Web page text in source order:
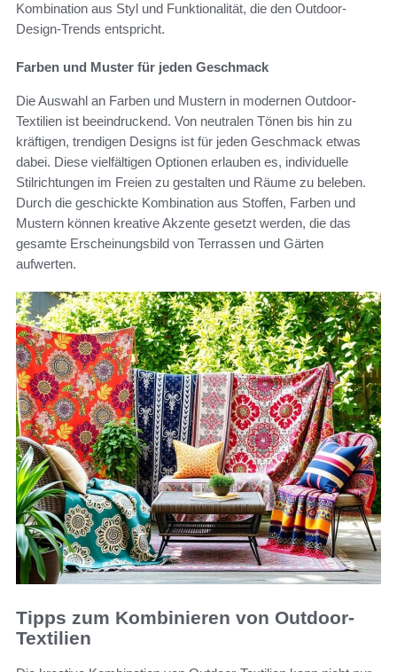
Kombination aus Styl und Funktionalität, die den Outdoor-
Design-Trends entspricht.
Farben und Muster für jeden Geschmack
Die Auswahl an Farben und Mustern in modernen Outdoor-
Textilien ist beeindruckend. Von neutralen Tönen bis hin zu
kräftigen, trendigen Designs ist für jeden Geschmack etwas
dabei. Diese vielfältigen Optionen erlauben es, individuelle
Stilrichtungen im Freien zu gestalten und Räume zu beleben.
Durch die geschickte Kombination aus Stoffen, Farben und
Mustern können kreative Akzente gesetzt werden, die das
gesamte Erscheinungsbild von Terrassen und Gärten
aufwerten.
Tipps zum Kombinieren von Outdoor-
Textilien